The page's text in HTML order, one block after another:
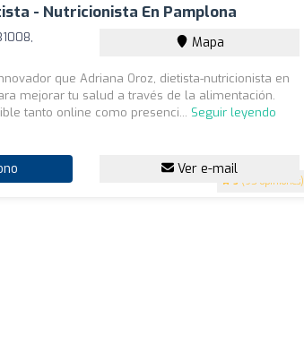
- Nutricionista En Pamplona
5 (95 opiniones)
Mapa
que Adriana Oroz, dietista-nutricionista en
mejorar tu salud a través de la alimentación.
tanto online como presenci... Seguir leyendo
Ver e-mail